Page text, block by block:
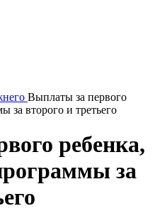
Выплаты за первого
за второго и третьего
ребенка,
за